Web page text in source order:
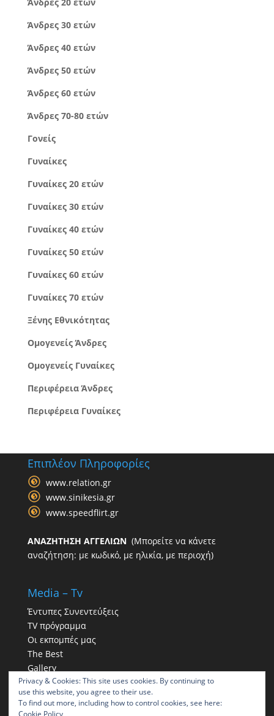
Άνδρες 30 ετών
Άνδρες 40 ετών
Άνδρες 50 ετών
Άνδρες 60 ετών
Άνδρες 70-80 ετών
Γονείς
Γυναίκες
Γυναίκες 20 ετών
Γυναίκες 30 ετών
Γυναίκες 40 ετών
Γυναίκες 50 ετών
Γυναίκες 60 ετών
Γυναίκες 70 ετών
Ξένης Εθνικότητας
Ομογενείς Άνδρες
Ομογενείς Γυναίκες
Περιφέρεια Άνδρες
Περιφέρεια Γυναίκες
Επιπλέον Πληροφορίες
www.relation.gr
www.sinikesia.gr
www.speedflirt.gr
ΑΝΑΖΗΤΗΣΗ ΑΓΓΕΛΙΩΝ(Μπορείτε να κάνετε
αναζήτηση: με κωδικό, με ηλικία, με περιοχή)
Media – Tv
Έντυπες Συνεντεύξεις
TV πρόγραμμα
Οι εκπομπές μας
The Best
Gallery
Η παρουσία μας στα social
Privacy & Cookies: This site uses cookies. By continuing to
use this website, you agree to their use.
To find out more, including how to control cookies, see here:
Cookie Policy